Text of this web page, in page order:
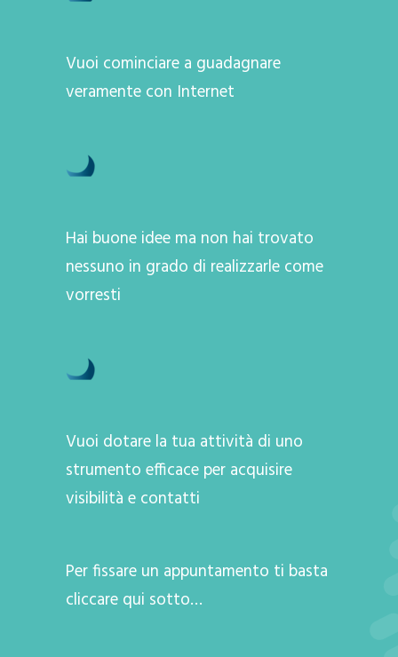
Vuoi cominciare a guadagnare
veramente con Internet
Hai buone idee ma non hai trovato
nessuno in grado di realizzarle come
vorresti
Vuoi dotare la tua attività di uno
strumento efficace per acquisire
visibilità e contatti
Per fissare un appuntamento ti basta
cliccare qui sotto…